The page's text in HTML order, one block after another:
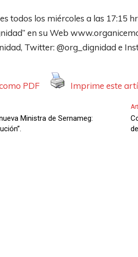
todos los miércoles a las 17:15
en su Web
Twitter: @org_dignidad e
PDF Imprime este
Ministra de Sernameg: